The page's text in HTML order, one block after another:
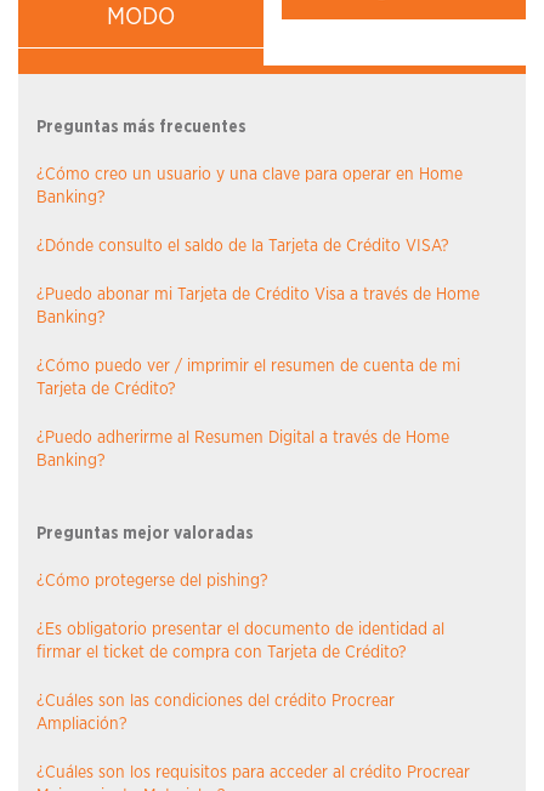
MODO
Autogestionate
Preguntas más frecuentes
¿Cómo creo un usuario y una clave para operar en Home
Banking?
¿Dónde consulto el saldo de la Tarjeta de Crédito VISA?
¿Puedo abonar mi Tarjeta de Crédito Visa a través de Home
Banking?
¿Cómo puedo ver / imprimir el resumen de cuenta de mi
Tarjeta de Crédito?
¿Puedo adherirme al Resumen Digital a través de Home
Banking?
Preguntas mejor valoradas
¿Cómo protegerse del pishing?
¿Es obligatorio presentar el documento de identidad al
firmar el ticket de compra con Tarjeta de Crédito?
¿Cuáles son las condiciones del crédito Procrear
Ampliación?
¿Cuáles son los requisitos para acceder al crédito Procrear